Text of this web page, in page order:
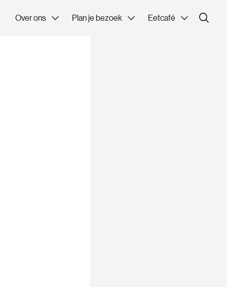
Over ons Plan je bezoek Eetcafé